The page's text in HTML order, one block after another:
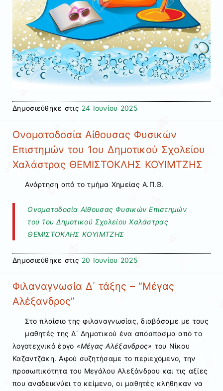
Δημοσιεύθηκε στις 24 Ιουνίου 2025
Ονοματοδοσία Αίθουσας Φυσικών
Επιστημών του 1ου Δημοτικού Σχολείου
Χαλάστρας ΘΕΜΙΣΤΟΚΛΗΣ ΚΟΥΙΜΤΖΗΣ
Ανάρτηση από το τμήμα Χημείας Α.Π.Θ.
Ονοματοδοσία Αίθουσας Φυσικών Επιστημών
του 1ου Δημοτικού Σχολείου Χαλάστρας
ΘΕΜΙΣΤΟΚΛΗΣ ΚΟΥΙΜΤΖΗΣ
Δημοσιεύθηκε στις 20 Ιουνίου 2025
Φιλαναγνωσία Δ΄ τάξης – “Μέγας
Αλέξανδρος”
Στο πλαίσιο της φιλαναγνωσίας, διαβάσαμε με τους
μαθητές της Δ΄ Δημοτικού ένα απόσπασμα από το
λογοτεχνικό έργο «Μέγας Αλέξανδρος» του Νίκου
Καζαντζάκη. Αφού συζητήσαμε το περιεχόμενο, την
προσωπικότητα του Μεγάλου Αλεξάνδρου και τις αξίες
που αναδεικνύει το κείμενο, οι μαθητές κλήθηκαν να